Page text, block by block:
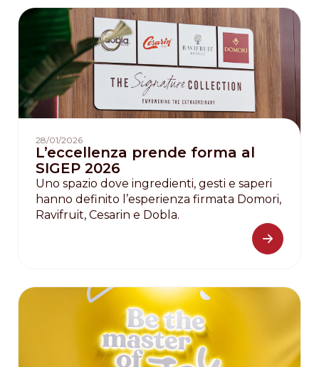
28/01/2026
L’eccellenza prende forma al
SIGEP 2026
Uno spazio dove ingredienti, gesti e saperi
hanno definito l’esperienza firmata Domori,
Ravifruit, Cesarin e Dobla.